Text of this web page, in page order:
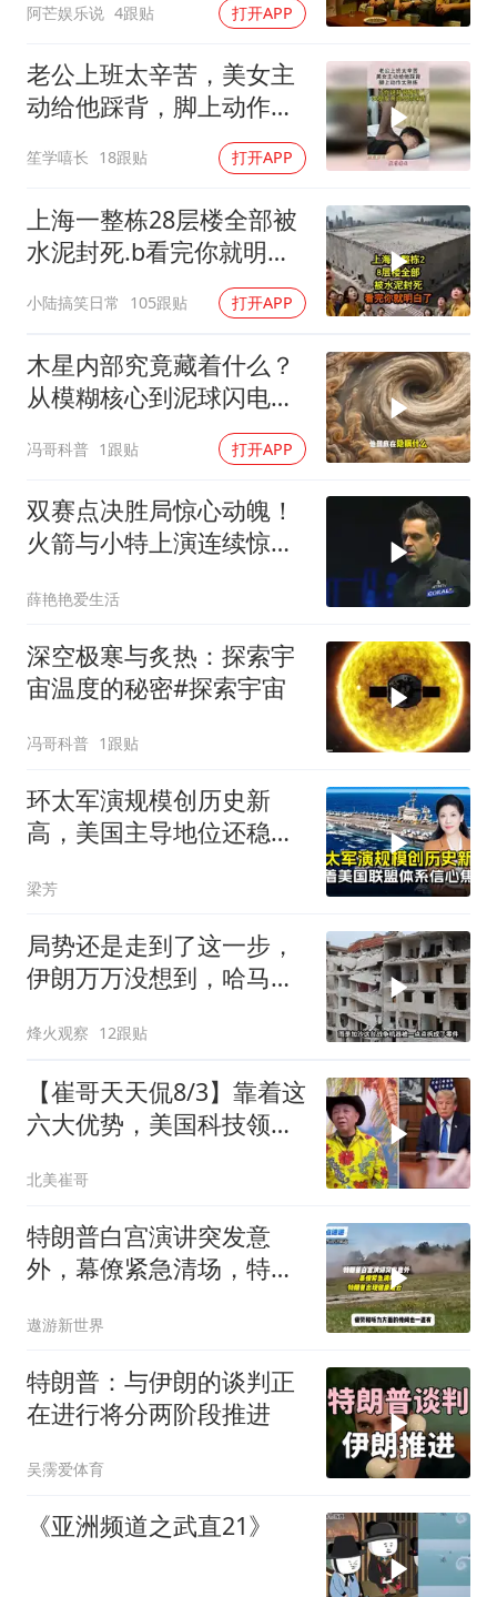
习近平心系体育强国建设
阿芒娱乐说 4跟贴 打开APP
老公上班太辛苦，美女主
动给他踩背，脚上动作太
笙学嘻长 18跟贴 打开APP
上海一整栋28层楼全部被
水泥封死.b看完你就明白
小陆搞笑日常 105跟贴 打开APP
木星内部究竟藏着什么？
从模糊核心到泥球闪电，
冯哥科普 1跟贴 打开APP
双赛点决胜局惊心动魄！
火箭与小特上演连续惊险
薛艳艳爱生活
深空极寒与炙热：探索宇
宙温度的秘密#探索宇宙
冯哥科普 1跟贴
环太军演规模创历史新
高，美国主导地位还稳得
梁芳
局势还是走到了这一步，
伊朗万万没想到，哈马斯
烽火观察 12跟贴
【崔哥天天侃8/3】靠着这
六大优势，美国科技领军
北美崔哥
特朗普白宫演讲突发意
外，幕僚紧急清场，特朗
遨游新世界
特朗普：与伊朗的谈判正
在进行将分两阶段推进
吴霶爱体育
《亚洲频道之武直21》